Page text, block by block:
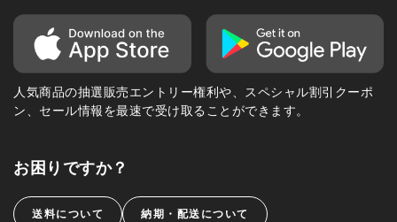
人気商品の抽選販売エントリー権利や、スペシャル割引クーポ
ン、セール情報を最速で受け取ることができます。
お困りですか？
送料について 納期・配送について